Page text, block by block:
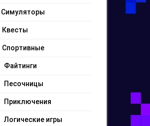
Симуляторы
Квесты
Спортивные
Файтинги
Песочницы
Приключения
Логические игры